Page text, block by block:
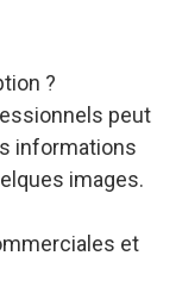
?
peut
informations
images.
et